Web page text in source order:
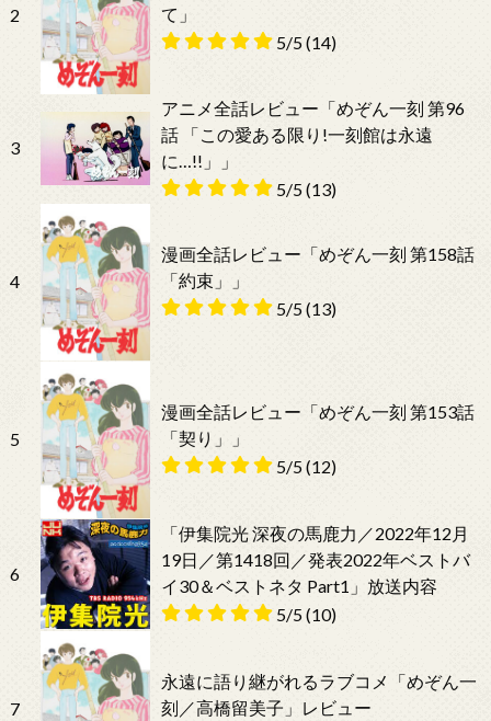
2
て」
5/5(14)
3
アニメ全話レビュー「めぞん一刻 第96
話 「この愛ある限り!一刻館は永遠
に…!!」」
5/5(13)
4
漫画全話レビュー「めぞん一刻 第158話
「約束」」
5/5(13)
5
漫画全話レビュー「めぞん一刻 第153話
「契り」」
5/5(12)
6
「伊集院光 深夜の馬鹿力／2022年12月
19日／第1418回／発表2022年ベストバ
イ30＆ベストネタ Part1」放送内容
5/5(10)
7
永遠に語り継がれるラブコメ「めぞん一
刻／高橋留美子」レビュー